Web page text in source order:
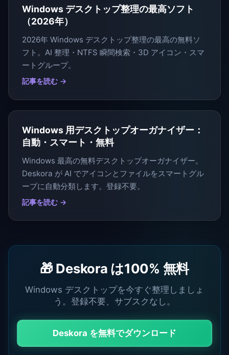
Windows デスクトップ整理の最高ソフト
（2026年）
2026年 Windows デスクトップ整理の最高の無料ソ
フト。AI 整理・NTFS 瞬間検索・3D アイコン・スマ
ートグループ。
記事を読む →
Windows 用デスクトップオーガナイザー：
自動・スマート・無料
Windows 最高の無料デスクトップオーガナイザー。
Deskora が AI でアイコンとファイルをスマートグル
ープに自動分類します。登録不要。
記事を読む →
🎁 Deskora は100% 無料
Windows デスクトップを今すぐ整理しましょ
う。登録不要、サブスクなし。
Deskora を無料でダウンロード